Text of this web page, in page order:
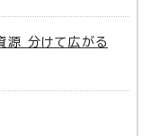
源 分けて広がる